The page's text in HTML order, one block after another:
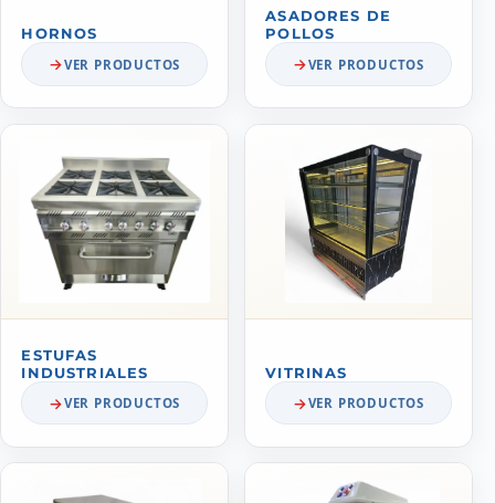
HORNOS
VER PRODUCTOS
ASADORES DE
POLLOS
VER PRODUCTOS
ESTUFAS
INDUSTRIALES
VER PRODUCTOS
VITRINAS
VER PRODUCTOS